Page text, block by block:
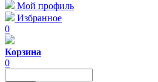
Мой профиль
Избранное
0
Корзина
0